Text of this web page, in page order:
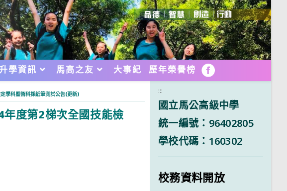
學資訊 馬高之友 大事紀 歷年榮譽榜 FB
學科暨術科採紙筆測試公告(更新)
年度第2梯次全國技能檢
:::
國立馬公高級中學
統一編號：96402805
學校代碼：160302
校務資料開放